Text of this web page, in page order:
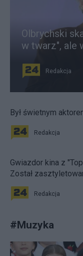
Olbrychski
w twarz", ale
Redakcja
Był świetnym
Redakcja
Gwiazdor kina z
Został
Redakcja
#Muzyka